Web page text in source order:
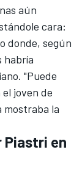
aún
cara:
donde, según
habría
"Puede
joven de
mostraba la
Piastri en